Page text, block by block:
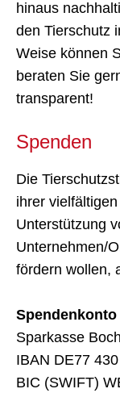
HILFE
Stiften Sie
und
Mit einer
Bochum
hinaus
den Tierschutz
beraten Sie
transparent!
Spenden